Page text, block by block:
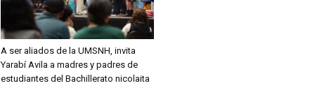
A ser aliados de la UMSNH, invita
Yarabí Avila a madres y padres de
estudiantes del Bachillerato nicolaita